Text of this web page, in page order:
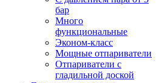
бар
Много
функциональные
Эконом-класс
Мощные отпариватели
Отпариватели с
гладильной доской